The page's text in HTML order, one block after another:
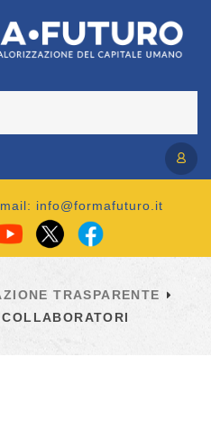
info@formafuturo.it
TRASPARENTE